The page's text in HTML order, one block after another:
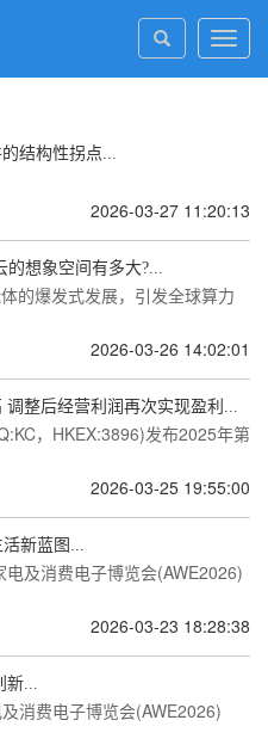
结构性拐点...
2026-03-27 11:20:13
想象空间有多大?...
的爆发式发展，引发全球算力
2026-03-26 14:02:01
调整后经营利润再次实现盈利...
，HKEX:3896)发布2025年第
2026-03-25 19:55:00
新蓝图...
及消费电子博览会(AWE2026)
2026-03-23 18:28:38
新...
消费电子博览会(AWE2026)